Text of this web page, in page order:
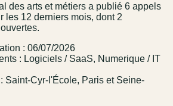
des arts et métiers a publié 6 appels
les 12 derniers mois, dont 2
: 06/07/2026
: Logiciels / SaaS, Numerique / IT
Saint-Cyr-l'École, Paris et Seine-